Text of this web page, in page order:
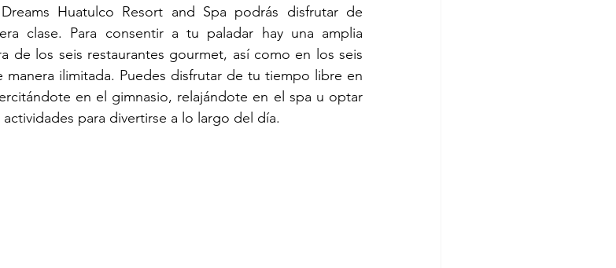
Huatulco Resort and Spa podrás disfrutar de
clase. Para consentir a tu paladar hay una amplia
de los seis restaurantes gourmet, así como en los seis
manera ilimitada. Puedes disfrutar de tu tiempo libre en
en el gimnasio, relajándote en el spa u optar
para divertirse a lo largo del día.